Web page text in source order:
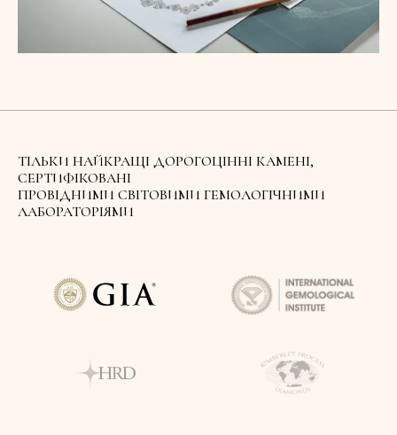
ТІЛЬКИ НАЙКРАЩІ ДОРОГОЦІННІ КАМЕНІ,
СЕРТИФІКОВАНІ
ПРОВІДНИМИ СВІТОВИМИ ГЕМОЛОГІЧНИМИ
ЛАБОРАТОРІЯМИ